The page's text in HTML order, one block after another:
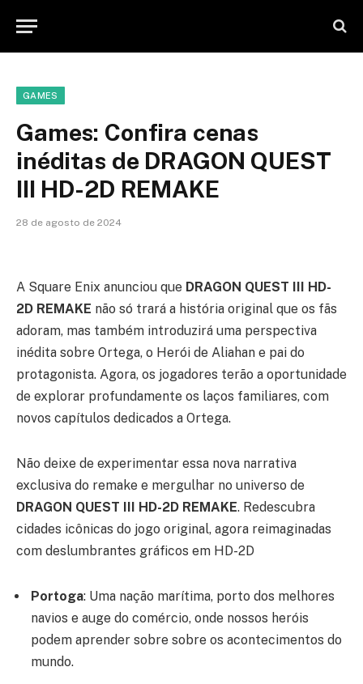
GAMES
Games: Confira cenas
inéditas de DRAGON QUEST
III HD-2D REMAKE
28 de agosto de 2024
A Square Enix anunciou que DRAGON QUEST III HD-
2D REMAKE não só trará a história original que os fãs
adoram, mas também introduzirá uma perspectiva
inédita sobre Ortega, o Herói de Aliahan e pai do
protagonista. Agora, os jogadores terão a oportunidade
de explorar profundamente os laços familiares, com
novos capítulos dedicados a Ortega.
Não deixe de experimentar essa nova narrativa
exclusiva do remake e mergulhar no universo de
DRAGON QUEST III HD-2D REMAKE. Redescubra
cidades icônicas do jogo original, agora reimaginadas
com deslumbrantes gráficos em HD-2D
Portoga: Uma nação marítima, porto dos melhores
navios e auge do comércio, onde nossos heróis
podem aprender sobre sobre os acontecimentos do
mundo.